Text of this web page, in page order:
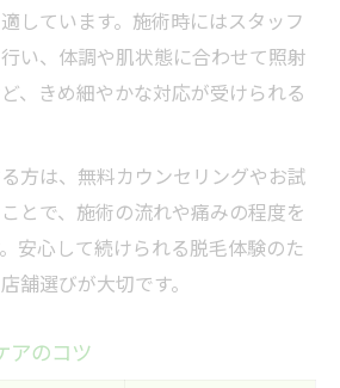
しています。施術時にはスタッフ
い、体調や肌状態に合わせて照射
、きめ細やかな対応が受けられる
方は、無料カウンセリングやお試
とで、施術の流れや痛みの程度を
安心して続けられる脱毛体験のた
舗選びが大切です。
アのコツ